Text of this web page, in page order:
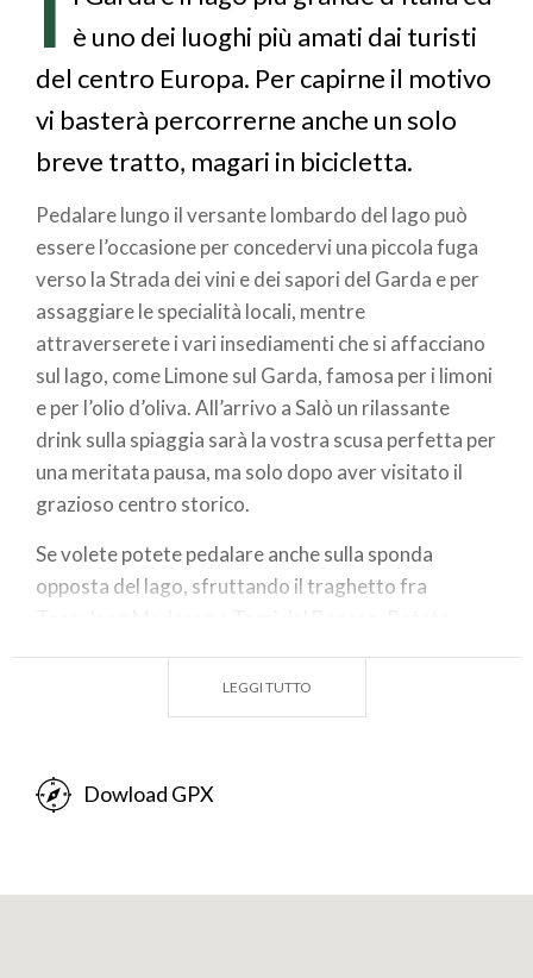
pane
è uno dei luoghi più amati dai turisti
del centro Europa. Per capirne il motivo
vi basterà percorrerne anche un solo
breve tratto, magari in bicicletta.
Pedalare lungo il versante lombardo del lago può
essere l’occasione per concedervi una piccola fuga
verso la Strada dei vini e dei sapori del Garda e per
assaggiare le specialità locali, mentre
attraverserete i vari insediamenti che si affacciano
sul lago, come Limone sul Garda, famosa per i limoni
e per l’olio d’oliva. All’arrivo a Salò un rilassante
drink sulla spiaggia sarà la vostra scusa perfetta per
una meritata pausa, ma solo dopo aver visitato il
grazioso centro storico.
Se volete potete pedalare anche sulla sponda
opposta del lago, sfruttando il traghetto fra
Dislivello positivo totale: 150 m
LEGGI TUTTO
Dowload GPX